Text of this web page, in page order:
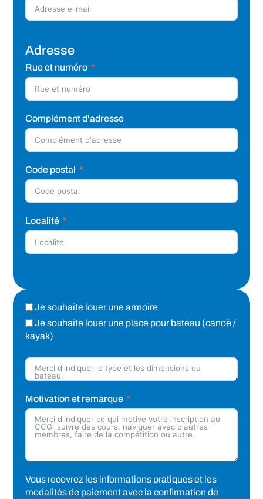
Adresse
Rue et numéro
Complément d'adresse
Code postal
Localité
Je souhaite louer une armoire
Je souhaite louer une place pour bateau (canoë /
kayak)
Motivation et remarque
Vous recevrez les informations pratiques et les
modalités de paiement avec la confirmation de